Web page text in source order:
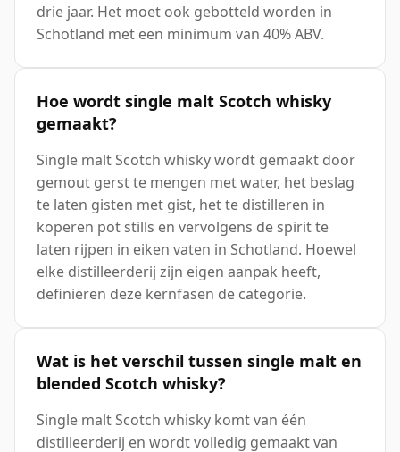
drie jaar. Het moet ook gebotteld worden in
Schotland met een minimum van 40% ABV.
Hoe wordt single malt Scotch whisky
gemaakt?
Single malt Scotch whisky wordt gemaakt door
gemout gerst te mengen met water, het beslag
te laten gisten met gist, het te distilleren in
koperen pot stills en vervolgens de spirit te
laten rijpen in eiken vaten in Schotland. Hoewel
elke distilleerderij zijn eigen aanpak heeft,
definiëren deze kernfasen de categorie.
Wat is het verschil tussen single malt en
blended Scotch whisky?
Single malt Scotch whisky komt van één
distilleerderij en wordt volledig gemaakt van